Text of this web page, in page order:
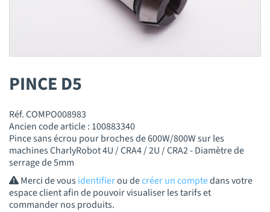
PINCE D5
Réf. COMPO008983
Ancien code article : 100883340
Pince sans écrou pour broches de 600W/800W sur les
machines CharlyRobot 4U / CRA4 / 2U / CRA2 - Diamètre de
serrage de 5mm
Merci de vousidentifierou decréer un comptedans votre
espace client afin de pouvoir visualiser les tarifs et
commander nos produits.